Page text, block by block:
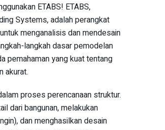
ETABS! ETABS,
Systems, adalah perangkat
menganalisis dan mendesain
langkah dasar pemodelan
pemahaman yang kuat tentang
akurat.
proses perencanaan struktur.
dari bangunan, melakukan
dan menghasilkan desain